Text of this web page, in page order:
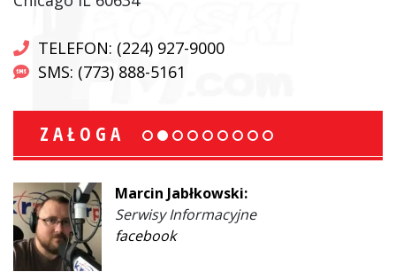
TELEFON: (224) 927-9000
SMS: (773) 888-5161
ZAŁOGA
Marcin Jabłkowski:
Serwisy Informacyjne
facebook